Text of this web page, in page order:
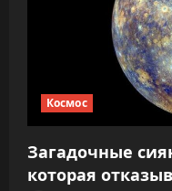
Космос
Загадочные
которая